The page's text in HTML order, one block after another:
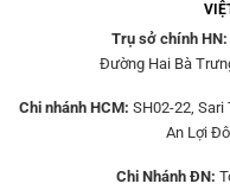
Trụ sở chính HN:
Đường Hai Bà
Chi nhánh HCM: SH02-22,
An Lợi
Chi Nhánh ĐN: